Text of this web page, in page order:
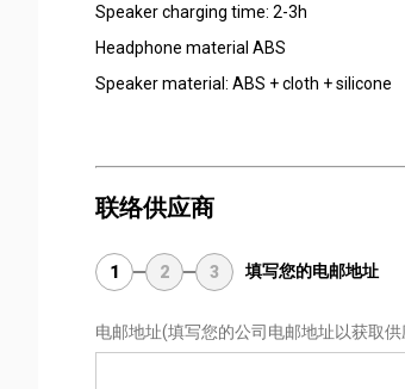
Speaker charging time: 2-3h
Headphone material ABS
Speaker material: ABS + cloth + silicone
联络供应商
1 2 3 填写您的电邮地址
电邮地址(填写您的公司电邮地址以获取